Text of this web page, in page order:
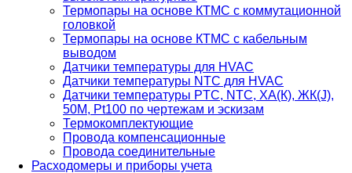
Термопары на основе КТМС с коммутационной
головкой
Термопары на основе КТМС с кабельным
выводом
Датчики температуры для HVAC
Датчики температуры NTC для HVAC
Датчики температуры PTС, NTC, ХА(К), ЖК(J),
50М, Pt100 по чертежам и эскизам
Термокомплектующие
Провода компенсационные
Провода соединительные
Расходомеры и приборы учета